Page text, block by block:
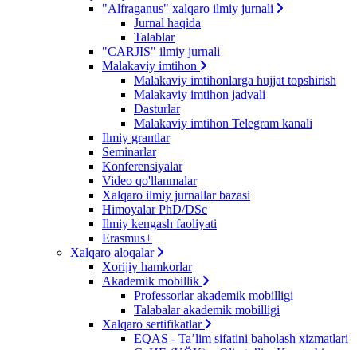
"Alfraganus" xalqaro ilmiy jurnali
Jurnal haqida
Talablar
"CARJIS" ilmiy jurnali
Malakaviy imtihon
Malakaviy imtihonlarga hujjat topshirish
Malakaviy imtihon jadvali
Dasturlar
Malakaviy imtihon Telegram kanali
Ilmiy grantlar
Seminarlar
Konferensiyalar
Video qo'llanmalar
Xalqaro ilmiy jurnallar bazasi
Himoyalar PhD/DSc
Ilmiy kengash faoliyati
Erasmus+
Xalqaro aloqalar
Xorijiy hamkorlar
Akademik mobillik
Professorlar akademik mobilligi
Talabalar akademik mobilligi
Xalqaro sertifikatlar
EQAS - Ta’lim sifatini baholash xizmatlari